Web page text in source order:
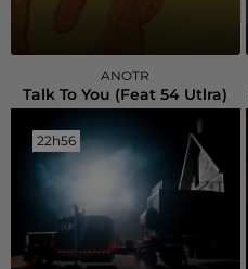
ANOTR
Talk To You (feat 54 Utlra)
22h56
22h56